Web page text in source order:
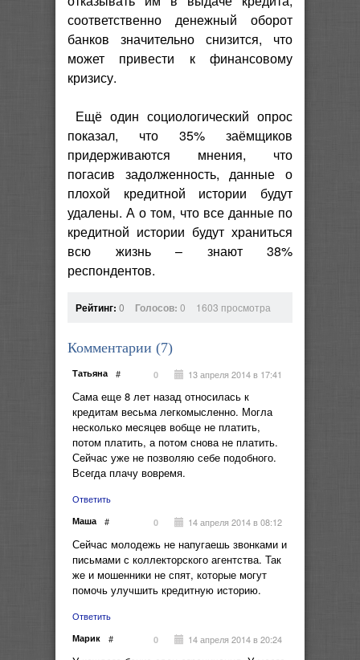
соответственно денежный оборот
банков значительно снизится, что
может привести к финансовому
кризису.
Ещё один социологический опрос
показал, что 35% заёмщиков
придерживаются мнения, что
погасив задолженность, данные о
плохой кредитной истории будут
удалены. А о том, что все данные по
кредитной истории будут храниться
всю жизнь – знают 38%
респондентов.
Рейтинг: 0 Голосов: 0 1603 просмотра
Комментарии (7)
Татьяна # 13 апреля 2014 в 17:41
0
Сама еще 8 лет назад относилась к
кредитам весьма легкомысленно. Могла
несколько месяцев вобще не платить,
потом платить, а потом снова не платить.
Сейчас уже не позволяю себе подобного.
Всегда плачу вовремя.
Ответить
Маша # 14 апреля 2014 в 08:12
0
Сейчас молодежь не напугаешь звонками и
письмами с коллекторского агентства. Так
же и мошенники не спят, которые могут
помочь улучшить кредитную историю.
Ответить
Марик # 14 апреля 2014 в 20:24
0